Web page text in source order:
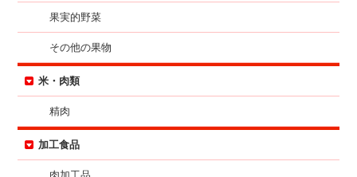
果実的野菜
その他の果物
米・肉類
精肉
加工食品